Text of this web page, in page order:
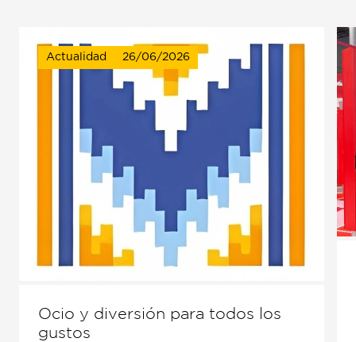
Actualidad 26/06/2026
Ocio y diversión para todos los
gustos